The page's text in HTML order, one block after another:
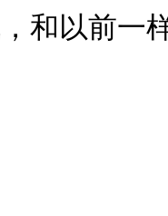
和以前一